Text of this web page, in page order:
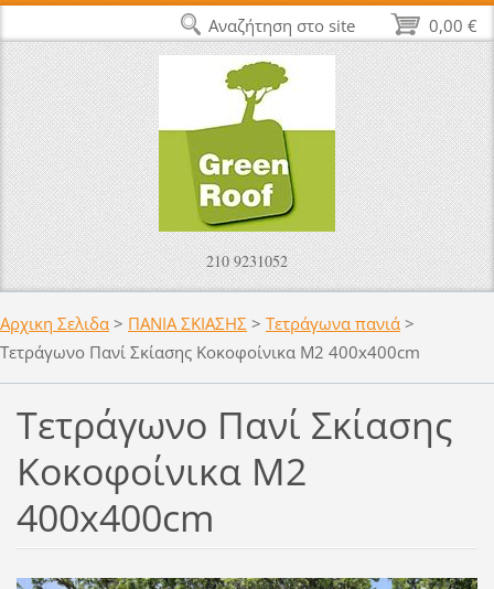
210 9231052
Αρχικη Σελιδα > ΠΑΝΙΑ ΣΚΙΑΣΗΣ > Τετράγωνα πανιά >
Τετράγωνο Πανί Σκίασης Κοκοφοίνικα M2 400x400cm
Τετράγωνο Πανί Σκίασης
Κοκοφοίνικα M2
400x400cm
0,00 €
Αναζήτηση στο site